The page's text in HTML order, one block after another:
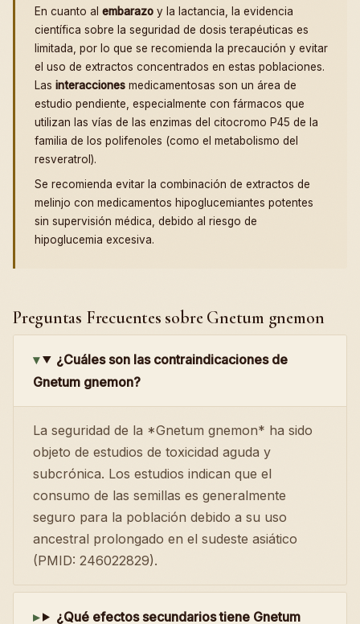
En cuanto al embarazo y la lactancia, la evidencia
científica sobre la seguridad de dosis terapéuticas es
limitada, por lo que se recomienda la precaución y evitar
el uso de extractos concentrados en estas poblaciones.
Las interacciones medicamentosas son un área de
estudio pendiente, especialmente con fármacos que
utilizan las vías de las enzimas del citocromo P45 de la
familia de los polifenoles (como el metabolismo del
resveratrol).
Se recomienda evitar la combinación de extractos de
melinjo con medicamentos hipoglucemiantes potentes
sin supervisión médica, debido al riesgo de
hipoglucemia excesiva.
Preguntas Frecuentes sobre Gnetum gnemon
¿Cuáles son las contraindicaciones de
Gnetum gnemon?
La seguridad de la *Gnetum gnemon* ha sido
objeto de estudios de toxicidad aguda y
subcrónica. Los estudios indican que el
consumo de las semillas es generalmente
seguro para la población debido a su uso
ancestral prolongado en el sudeste asiático
(PMID: 246022829).
¿Qué efectos secundarios tiene Gnetum